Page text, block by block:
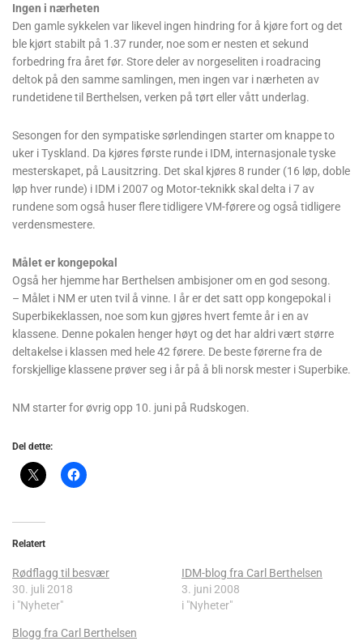
Ingen i nærheten
Den gamle sykkelen var likevel ingen hindring for å kjøre fort og det
ble kjørt stabilt på 1.37 runder, noe som er nesten et sekund
forbedring fra året før. Store deler av norgeseliten i roadracing
deltok på den samme samlingen, men ingen var i nærheten av
rundetidene til Berthelsen, verken på tørt eller vått underlag.
Sesongen for den sympatiske sørlendingen starter om knappe to
uker i Tyskland. Da kjøres første runde i IDM, internasjonale tyske
mesterskapet, på Lausitzring. Det skal kjøres 8 runder (16 løp, doble
løp hver runde) i IDM i 2007 og Motor-teknikk skal delta i 7 av
rundene som også huser flere tidligere VM-førere og også tidligere
verdensmestere.
Målet er kongepokal
Også her hjemme har Berthelsen ambisjoner om en god sesong.
– Målet i NM er uten tvil å vinne. I år er det satt opp kongepokal i
Superbikeklassen, noe som kun gjøres hvert femte år i en av
klassene. Denne pokalen henger høyt og det har aldri vært større
deltakelse i klassen med hele 42 førere. De beste førerne fra de
forskjellige klassene prøver seg i år på å bli norsk mester i Superbike.
NM starter for øvrig opp 10. juni på Rudskogen.
Del dette:
Relatert
Rødflagg til besvær
30. juli 2018
i "Nyheter"
IDM-blog fra Carl Berthelsen
3. juni 2008
i "Nyheter"
Blogg fra Carl Berthelsen